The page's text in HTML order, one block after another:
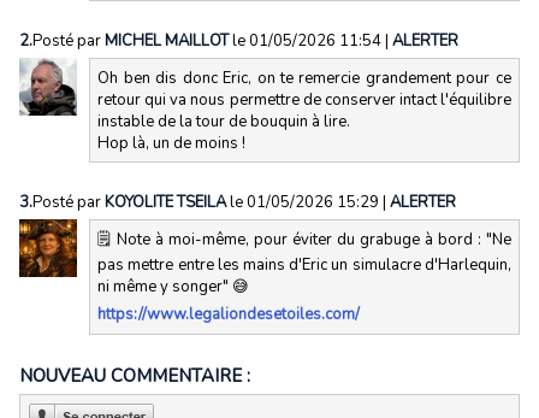
2.Posté parMICHEL MAILLOTle 01/05/2026 11:54| ALERTER
Oh ben dis donc Eric, on te remercie grandement pour ce
retour qui va nous permettre de conserver intact l'équilibre
instable de la tour de bouquin à lire.
Hop là, un de moins !
3.Posté parKOYOLITE TSEILAle 01/05/2026 15:29 | ALERTER
🗒️ Note à moi-même, pour éviter du grabuge à bord : "Ne
pas mettre entre les mains d'Eric un simulacre d'Harlequin,
ni même y songer" 😅
https://www.legaliondesetoiles.com/
NOUVEAU COMMENTAIRE :